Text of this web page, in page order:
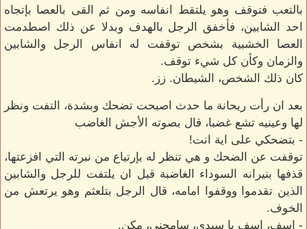
بالتعب فتوقف وهو يلتقط انفاسه ومن ثم القى بالعصا بإتجاه
احد الشابين، فأخفق الرجل بالهدف وبدلا عن ذلك اصطدمت
العصا الخشبية بشخص توقفت له انفاس الرجل والشابين
والزمان وكأن كل شيء توقف.
كان ذلك الشخص، الشيطان. زز.
بعد ان رأت ريحانة ما حدث اصبحت تضحك وبشدة، التفت ونظر
لها وعينيه تشع غضبا، قال بصوته الأجش الغاضب
- بتضحكي على اية انت!
توقفت عن الضحك و هي تنظر له بإرتياع من نبرته التي افزعتها،
قذفها بنيرانه السوداء الغاضبة قبل ان يلتفت للرجل والشابين
الذين تقدموا ووقفوا امامه، قال الرجل بتلعثم وهو يرتعش من
الخوف.
- اسف، اسف يا سيدي، سامحني، مكن.